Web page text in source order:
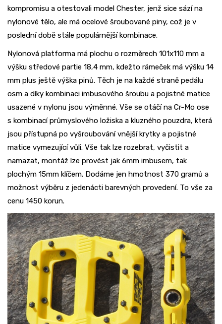
kompromisu a otestovali model Chester, jenž sice sází na
nylonové tělo, ale má ocelové šroubované piny, což je v
poslední době stále populárnější kombinace.
Nylonová platforma má plochu o rozměrech 101x110 mm a
výšku středové partie 18,4 mm, kdežto rámeček má výšku 14
mm plus ještě výška pinů. Těch je na každé straně pedálu
osm a díky kombinaci imbusového šroubu a pojistné matice
usazené v nylonu jsou výměnné. Vše se otáčí na Cr-Mo ose
s kombinací průmyslového ložiska a kluzného pouzdra, která
jsou přístupná po vyšroubování vnější krytky a pojistné
matice vymezující vůli. Vše tak lze rozebrat, vyčistit a
namazat, montáž lze provést jak 6mm imbusem, tak
plochým 15mm klíčem. Dodáme jen hmotnost 370 gramů a
možnost výběru z jedenácti barevných provedení. To vše za
cenu 1450 korun.